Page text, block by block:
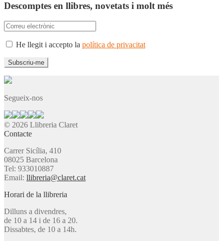
Descomptes en llibres, novetats i molt més
He llegit i accepto la política de privacitat
Segueix-nos
© 2026 Llibreria Claret
Contacte
Carrer Sicília, 410
08025 Barcelona
Tel: 933010887
Email: llibreria@claret.cat
Horari de la llibreria
Dilluns a divendres,
de 10 a 14 i de 16 a 20.
Dissabtes, de 10 a 14h.